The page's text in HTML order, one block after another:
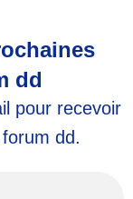
dd
pour recevoir
dd.